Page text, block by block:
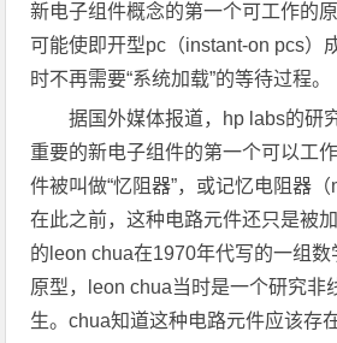
新电子组件概念的第一个可工作的
可能使即开型pc（instant-on pcs）
时不再需要“系统加载”的等待过程。
据国外媒体报道，hp labs的研
重要的新电子组件的第一个可以工
件被叫做“忆阻器”，或记忆电阻器（
在此之前，这种电路元件还只是被
的leon chua在1970年代写的一组
原型，leon chua当时是一个研究非
生。chua知道这种电路元件应该